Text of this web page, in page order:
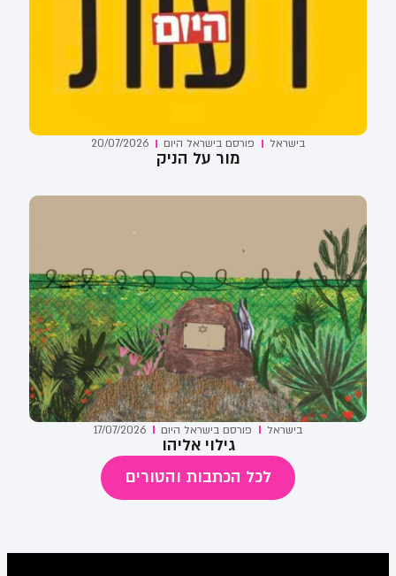
בישראל פורסם בישראל היום 20/07/2026
מור על הניק
בישראל פורסם בישראל היום 17/07/2026
גילוי אליהו
לכל הכתבות והטורים